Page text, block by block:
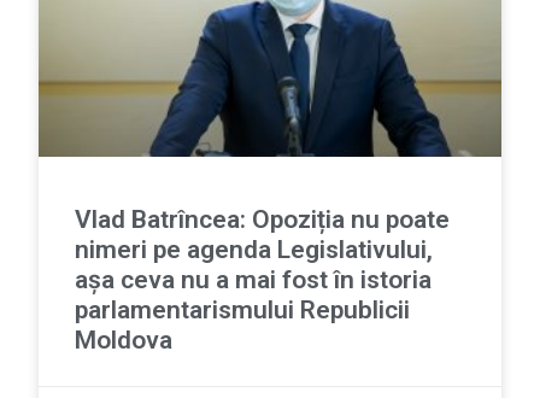
Vlad Batrîncea: Opoziția nu poate
nimeri pe agenda Legislativului,
așa ceva nu a mai fost în istoria
parlamentarismului Republicii
Moldova